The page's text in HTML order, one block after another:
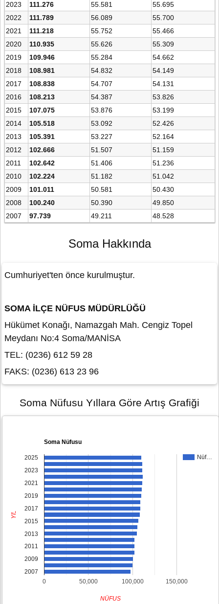
2023
111.276 55.581
55.695
2022
111.789 56.089
55.700
2021
111.218 55.752
55.466
2020
110.935 55.626
55.309
2019
109.946 55.284
54.662
2018
108.981 54.832
54.149
2017
108.838 54.707
54.131
2016
108.213 54.387
53.826
2015
107.075 53.876
53.199
2014
105.518 53.092
52.426
2013
105.391 53.227
52.164
2012
102.666 51.507
51.159
2011
102.642 51.406
51.236
2010
102.224 51.182
51.042
2009
101.011 50.581
50.430
2008
100.240 50.390
49.850
2007
97.739 49.211 48.528
Soma Hakkında
Cumhuriyet'ten önce kurulmuştur.
SOMA İLÇE NÜFUS MÜDÜRLÜĞÜ
Hükümet Konağı, Namazgah Mah. Cengiz Topel
Meydanı No:4 Soma/MANİSA
TEL: (0236) 612 59 28
FAKS: (0236) 613 23 96
Soma Nüfusu Yıllara Göre Artış Grafiği
Soma Nüfusu
Nüf…
0 50,000 100,000 150,000
2025
2023
2021
2019
2017
2015
2013
2011
2009
2007
NÜFUS
YIL